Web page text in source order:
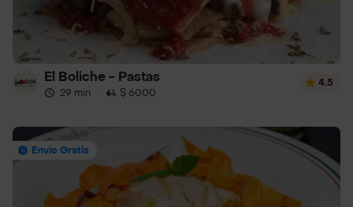
El Boliche - Pastas
29 min · $ 6000
4.5
Envío Gratis